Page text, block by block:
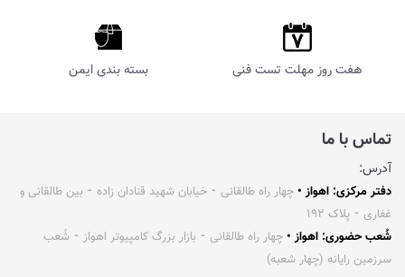
هفت روز مهلت تست فنی بسته بندی ایمن
تماس با ما
آدرس:
دفتر مرکزی: اهواز • چهار راه طالقانی ⁃ خیابان شهید قنادان زاده ⁃ بین طالقانی و
غفاری ⁃ پلاک ۱۹۲
شُعب حضوری: اهواز • چهار راه طالقانی ⁃ بازار بزرگ کامپیوتر اهواز ⁃ شُعب
سرزمین رایانه (چهار شعبه)